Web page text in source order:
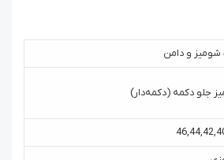
و دامن
جلو دکمه (دکمه‌دار)
,
42
,
44
,
46